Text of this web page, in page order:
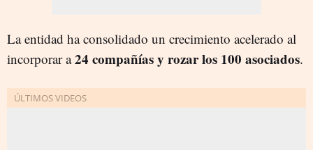
La entidad ha consolidado un crecimiento acelerado al
incorporar a24 compañías y rozar los 100 asociados.